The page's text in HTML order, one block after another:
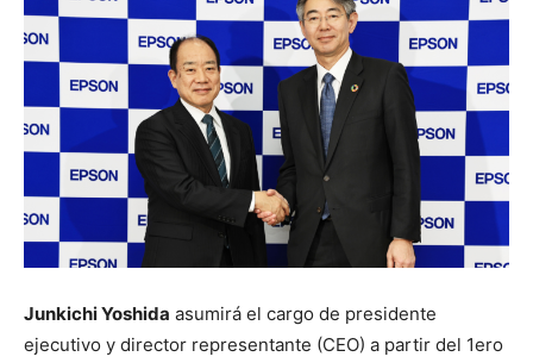
Junkichi Yoshida asumirá el cargo de presidente
ejecutivo y director representante (CEO) a partir del 1ero